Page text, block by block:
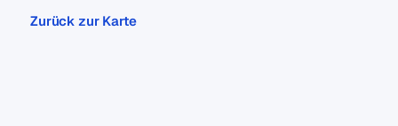
Zurück zur Karte